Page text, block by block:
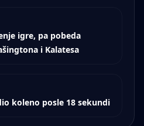
igre, pa pobeda
i Kalatesa
koleno posle 18 sekundi